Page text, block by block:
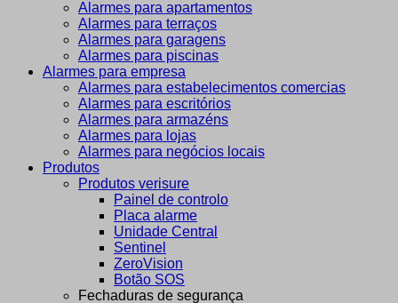
Alarmes para apartamentos
Alarmes para terraços
Alarmes para garagens
Alarmes para piscinas
Alarmes para empresa
Alarmes para estabelecimentos comercias
Alarmes para escritórios
Alarmes para armazéns
Alarmes para lojas
Alarmes para negócios locais
Produtos
Produtos verisure
Painel de controlo
Placa alarme
Unidade Central
Sentinel
ZeroVision
Botão SOS
Fechaduras de segurança